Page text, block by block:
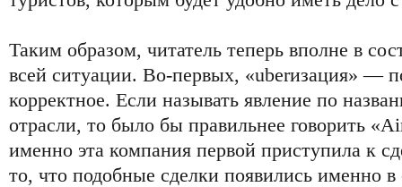
Таким образом, читатель теперь вполне в
всей ситуации. Во-первых, «uberизация» —
корректное. Если называть явление по
отрасли, то было бы правильнее говорить
именно эта компания первой приступила к
то, что подобные сделки появились именно в